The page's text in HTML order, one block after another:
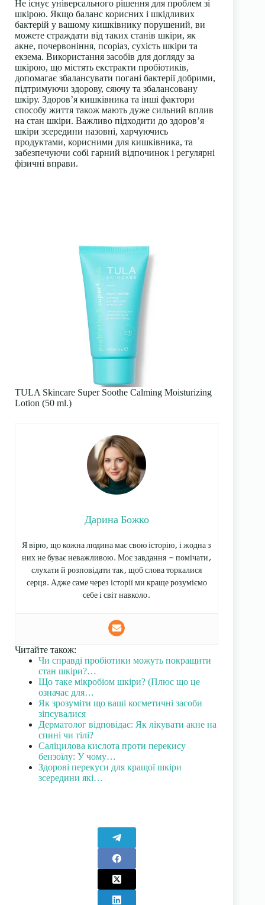
Не існує універсального рішення для проблем зі
шкірою. Якщо баланс корисних і шкідливих
бактерій у вашому кишківнику порушений, ви
можете страждати від таких станів шкіри, як
акне, почервоніння, псоріаз, сухість шкіри та
екзема. Використання засобів для догляду за
шкірою, що містять екстракти пробіотиків,
допомагає збалансувати погані бактерії добрими,
підтримуючи здорову, сяючу та збалансовану
шкіру. Здоров’я кишківника та інші фактори
способу життя також мають дуже сильний вплив
на стан шкіри. Важливо підходити до здоров’я
шкіри зсередини назовні, харчуючись
продуктами, корисними для кишківника, та
забезпечуючи собі гарний відпочинок і регулярні
фізичні вправи.
TULA Skincare Super Soothe Calming Moisturizing
Lotion (50 ml.)
Дарина Божко
Я вірю, що кожна людина має свою історію, і жодна з
них не буває неважливою. Моє завдання — помічати,
слухати й розповідати так, щоб слова торкалися
серця. Адже саме через історії ми краще розуміємо
себе і світ навколо.
Читайте також:
Чи справді пробіотики можуть покращити
стан шкіри?…
Що таке мікробіом шкіри? (Плюс що це
означає для…
Як зрозуміти що ваші косметичні засоби
зіпсувалися
Дерматолог відповідає: Як лікувати акне на
спині чи тілі?
Саліцилова кислота проти перекису
бензоїлу: У чому…
Здорові перекуси для кращої шкіри
зсередини які…